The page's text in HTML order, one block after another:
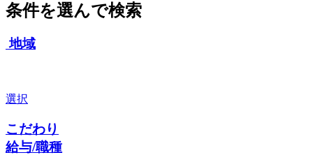
条件を選んで検索
地域
選択
こだわり
給与/職種